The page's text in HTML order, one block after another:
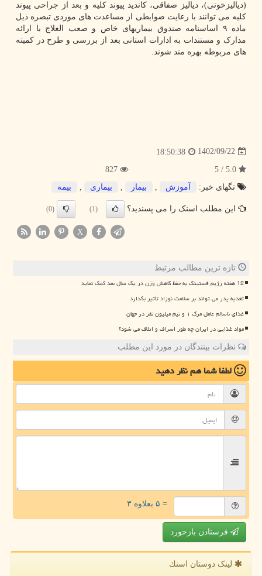
(دیالیزخونی)، دیالیز صفاقی، کاندید پیوند کلیه و بعد از جراحی پیوند
کلیه می توانند با رعایت ضوابطی از مساعدت های موردی تبصره ذیل
ماده ۹ اساسنامه صندوق بیماریهای خاص و صعب العلاج با ارائه
مدارک و مستندات به ادارات استانی بعد از بررسی و طرح در کمیته
های مربوطه بهره مند شوند.
1402/09/22
18:50:38
تگهای خبر:
آموزش , بیمار , بیماری , بیمه
این مطلب اسنک را می پسندید؟ (1)
(0)
X
تازه ترین مطالب مرتبط
12 هفته رژیم فستینگ به حفظ کاهش وزن در یک سال بعد کمک نماید
تغذیه پدر می تواند بر سلامت نوزاد تأثیر بگذارد
غذای ناسالم عامل مرگ ۱ و نیم میلیون نفر در جهان
مواد غذایی در ایران چه طور اسراف و اتلاف می شود؟
نظرات بینندگان در مورد این مطلب
لطفا شما همنظر دهید
= ۵ بعلاوه ۳
فرستادن بازخورد
لینک دوستان اسنك